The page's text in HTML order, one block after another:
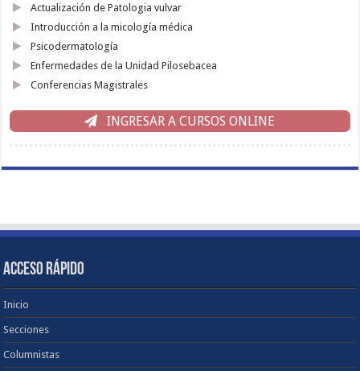
Actualización de Patologia vulvar
Introducción a la micología médica
Psicodermatología
Enfermedades de la Unidad Pilosebacea
Conferencias Magistrales
INGRESAR A CURSOS ONLINE
ACCESO RÁPIDO
Inicio
Secciones
Columnistas